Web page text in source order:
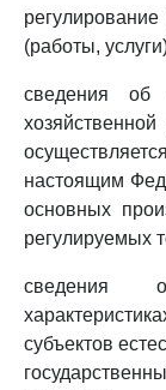
(работы,
сведения об
настоящим
основных
регулируемых
сведения
субъектов